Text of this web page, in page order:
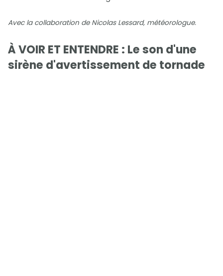
Avec la collaboration de Nicolas Lessard, météorologue.
À VOIR ET ENTENDRE : Le son d'une
sirène d'avertissement de tornade